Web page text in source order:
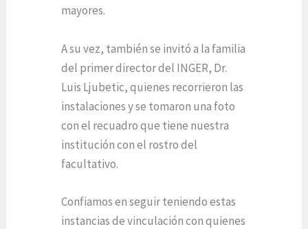
mayores.
A su vez, también se invitó a la familia
del primer director del INGER, Dr.
Luis Ljubetic, quienes recorrieron las
instalaciones y se tomaron una foto
con el recuadro que tiene nuestra
institución con el rostro del
facultativo.
Confiamos en seguir teniendo estas
instancias de vinculación con quienes